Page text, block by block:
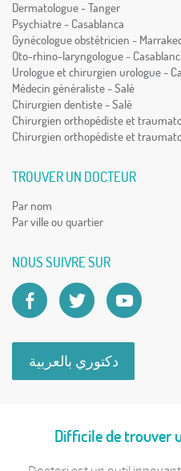
Dermatologue - Tanger
Psychiatre - Casablanca
Gynécologue obstétricien -
Oto-rhino-laryngologue -
Urologue et chirurgien urologue -
Médecin généraliste - Salé
Chirurgien dentiste - Salé
Chirurgien orthopédiste et
Chirurgien orthopédiste et
TROUVER UN DOCTEUR
Par nom
Par ville ou quartier
NOUS SUIVRE SUR
دكتوري بالعربية
Difficile de trouver